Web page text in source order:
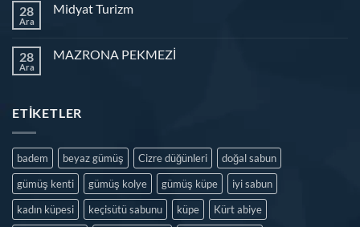
28
Ara
Midyat Turizm
28
Ara
MAZRONA PEKMEZİ
ETIKETLER
badem beyaz gümüş Cizre düğünleri
doğal sabun
gümüş kenti
gümüş kolye gümüş küpe
iyi sabun
kadın küpesi
keçisütü sabunu küpe
Kürt abiye